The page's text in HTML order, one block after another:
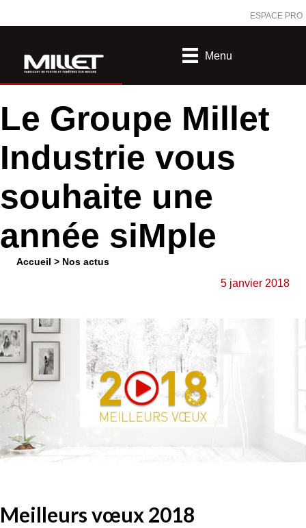
ESPACE PRO
Menu
Le Groupe Millet
Industrie vous
souhaite une
année siMple
Accueil > Nos actus
5 janvier 2018
Meilleurs vœux 2018